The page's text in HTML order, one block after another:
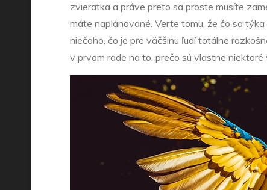
zvieratka a práve preto sa proste musíte
máte naplánované. Verte tomu, že čo sa
niečoho, čo je pre väčšinu ľudí totálne
v prvom rade na to, prečo sú vlastne niektoré